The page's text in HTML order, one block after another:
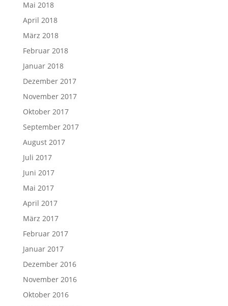
Mai 2018
April 2018
März 2018
Februar 2018
Januar 2018
Dezember 2017
November 2017
Oktober 2017
September 2017
August 2017
Juli 2017
Juni 2017
Mai 2017
April 2017
März 2017
Februar 2017
Januar 2017
Dezember 2016
November 2016
Oktober 2016